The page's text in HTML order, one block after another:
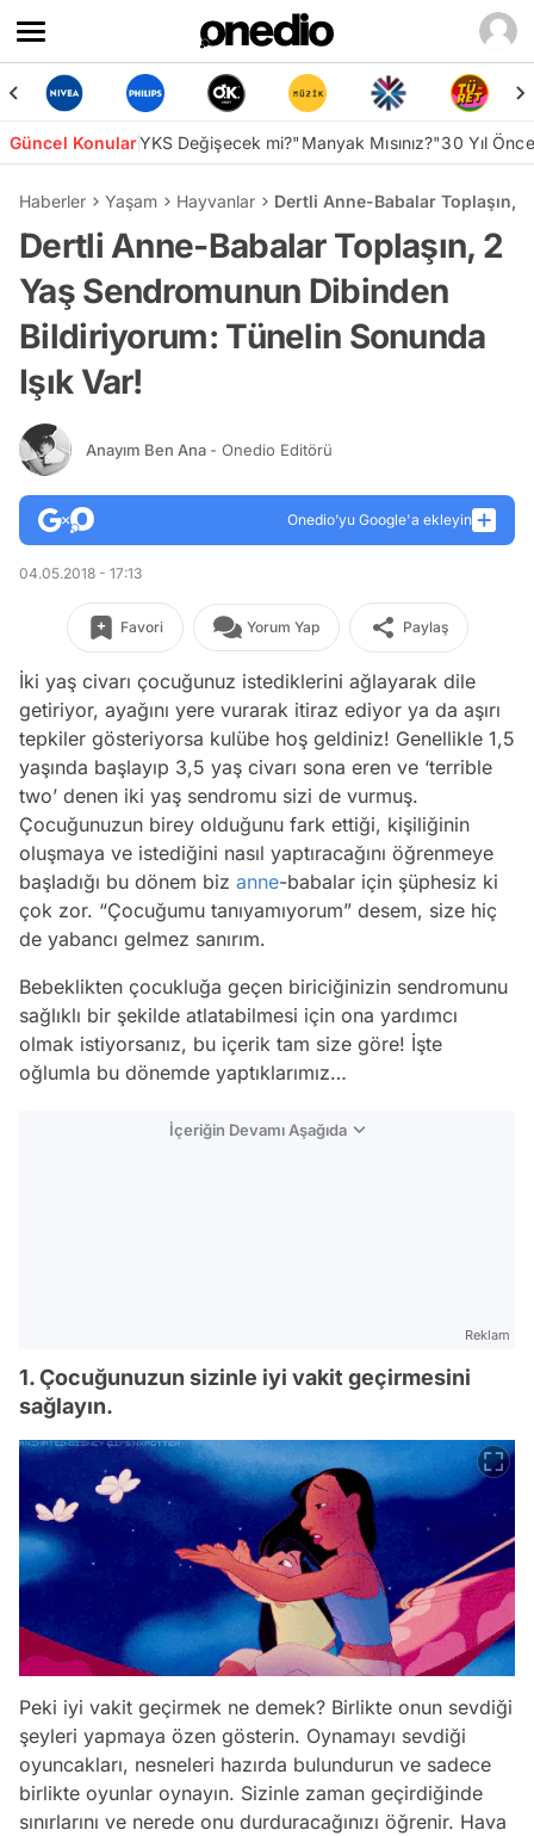
Güncel KonularYKS Değişecek mi?"Manyak Mısınız?"30 Yıl
Haberler Yaşam Hayvanlar Dertli Anne-Babalar Toplaşın,
Dertli Anne-Babalar Toplaşın, 2
Yaş Sendromunun Dibinden
Bildiriyorum: Tünelin Sonunda
Işık Var!
Anayım Ben Ana - Onedio Editörü
Onedio’yu Google'a ekleyin
04.05.2018 - 17:13
Favori Yorum Yap Paylaş
İki yaş civarı çocuğunuz istediklerini ağlayarak dile
getiriyor, ayağını yere vurarak itiraz ediyor ya da aşırı
tepkiler gösteriyorsa kulübe hoş geldiniz! Genellikle 1,5
yaşında başlayıp 3,5 yaş civarı sona eren ve ‘terrible
two’ denen iki yaş sendromu sizi de vurmuş.
Çocuğunuzun birey olduğunu fark ettiği, kişiliğinin
oluşmaya ve istediğini nasıl yaptıracağını öğrenmeye
başladığı bu dönem biz anne-babalar için şüphesiz ki
çok zor. “Çocuğumu tanıyamıyorum” desem, size hiç
de yabancı gelmez sanırım.
Bebeklikten çocukluğa geçen biriciğinizin sendromunu
sağlıklı bir şekilde atlatabilmesi için ona yardımcı
olmak istiyorsanız, bu içerik tam size göre! İşte
oğlumla bu dönemde yaptıklarımız…
İçeriğin Devamı Aşağıda
Reklam
1. Çocuğunuzun sizinle iyi vakit geçirmesini
sağlayın.
Peki iyi vakit geçirmek ne demek? Birlikte onun sevdiği
şeyleri yapmaya özen gösterin. Oynamayı sevdiği
oyuncakları, nesneleri hazırda bulundurun ve sadece
birlikte oyunlar oynayın. Sizinle zaman geçirdiğinde
sınırlarını ve nerede onu durduracağınızı öğrenir. Hava